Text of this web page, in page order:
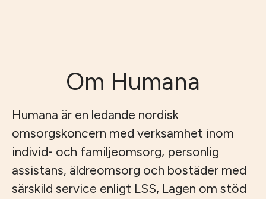
Om Humana
Humana är en ledande nordisk
omsorgskoncern med verksamhet inom
individ- och familjeomsorg, personlig
assistans, äldreomsorg och bostäder med
särskild service enligt LSS, Lagen om stöd